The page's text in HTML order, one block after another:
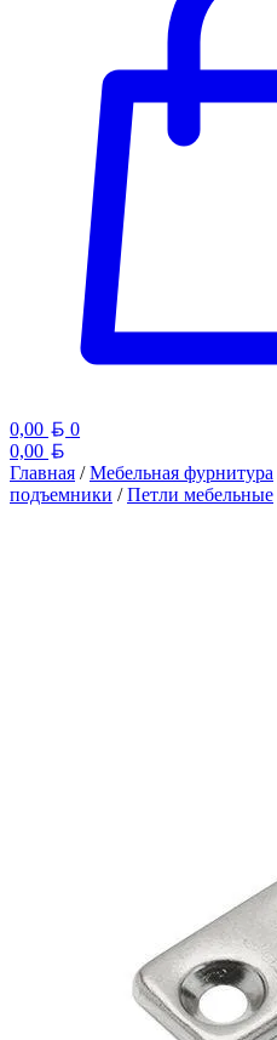
0,00 Белорусский рубль
0
0,00
Главная /Мебельная фурнитура
подъемники /Петли мебельные